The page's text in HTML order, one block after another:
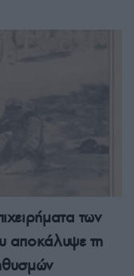
των
αποκάλυψε τη